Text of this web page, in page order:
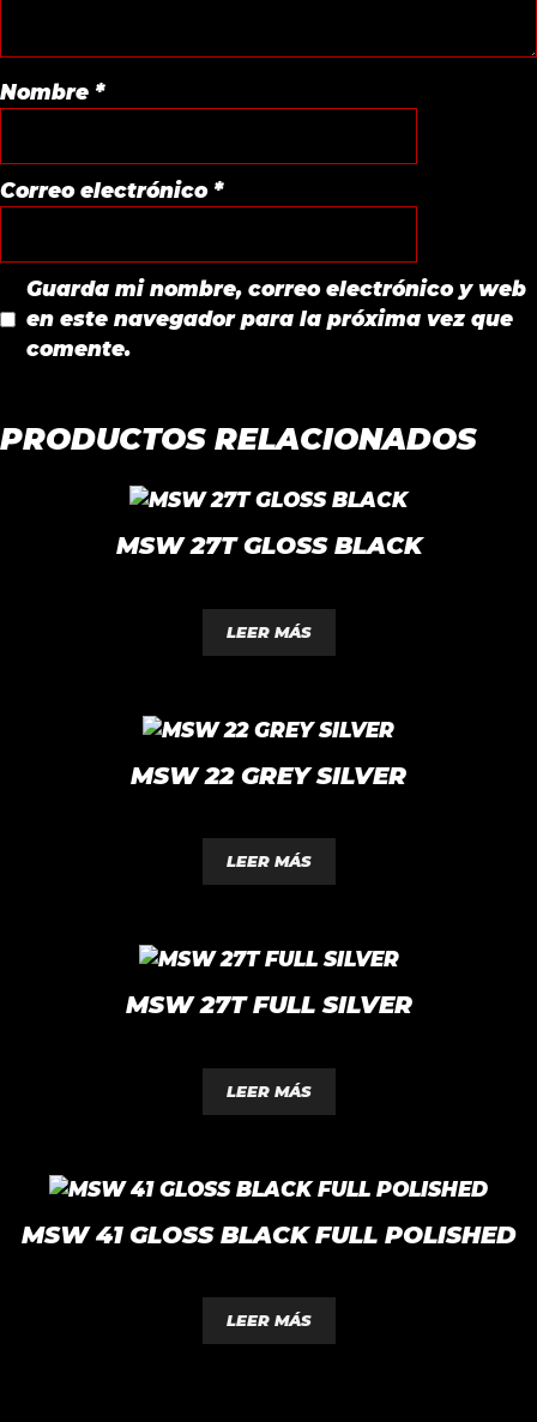
Nombre *
Correo electrónico *
Guarda mi nombre, correo electrónico y web
en este navegador para la próxima vez que
comente.
PRODUCTOS RELACIONADOS
MSW 27T GLOSS BLACK
0
d
e
5
LEER MÁS
MSW 22 GREY SILVER
0
d
e
5
LEER MÁS
MSW 27T FULL SILVER
0
d
e
5
LEER MÁS
MSW 41 GLOSS BLACK FULL POLISHED
0
d
e
5
LEER MÁS